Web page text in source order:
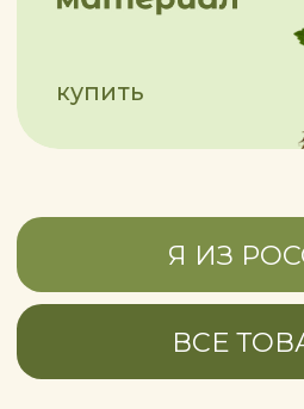
Пособие
с экономическим
“САД ФУНДУКА КАК
Хотите всё рассчитать до
В этом пособии— реальные
финансовые модели.
Это точная экономика, расчёт
эффективности инвестиций,
просчёт рентабельности,
окупаемости и понимание,